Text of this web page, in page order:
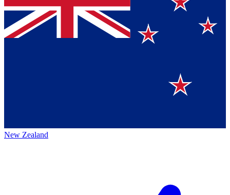
New Zealand